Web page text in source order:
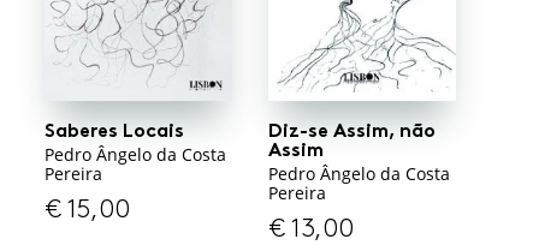
Saberes Locais
Pedro Ângelo da Costa
Pereira
€15,00
Diz-se Assim, não
Assim
Pedro Ângelo da Costa
Pereira
€13,00